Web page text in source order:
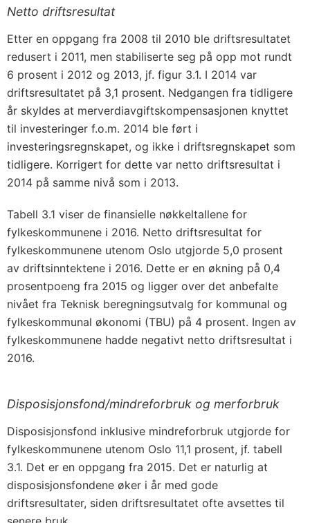
Netto driftsresultat
Etter en oppgang fra 2008 til 2010 ble driftsresultatet
redusert i 2011, men stabiliserte seg på opp mot rundt
6 prosent i 2012 og 2013, jf. figur 3.1. I 2014 var
driftsresultatet på 3,1 prosent. Nedgangen fra tidligere
år skyldes at merverdiavgiftskompensasjonen knyttet
til investeringer f.o.m. 2014 ble ført i
investeringsregnskapet, og ikke i driftsregnskapet som
tidligere. Korrigert for dette var netto driftsresultat i
2014 på samme nivå som i 2013.
Tabell 3.1 viser de finansielle nøkkeltallene for
fylkeskommunene i 2016. Netto driftsresultat for
fylkeskommunene utenom Oslo utgjorde 5,0 prosent
av driftsinntektene i 2016. Dette er en økning på 0,4
prosentpoeng fra 2015 og ligger over det anbefalte
nivået fra Teknisk beregningsutvalg for kommunal og
fylkeskommunal økonomi (TBU) på 4 prosent. Ingen av
fylkeskommunene hadde negativt netto driftsresultat i
2016.
Disposisjonsfond/mindreforbruk og merforbruk
Disposisjonsfond inklusive mindreforbruk utgjorde for
fylkeskommunene utenom Oslo 11,1 prosent, jf. tabell
3.1. Det er en oppgang fra 2015. Det er naturlig at
disposisjonsfondene øker i år med gode
driftsresultater, siden driftsresultatet ofte avsettes til